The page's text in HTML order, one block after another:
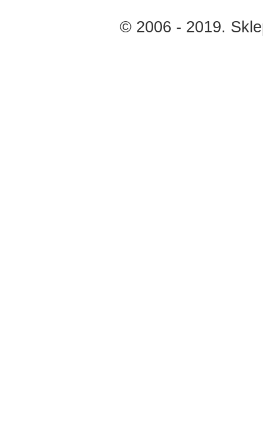
© 2006 - 2019.